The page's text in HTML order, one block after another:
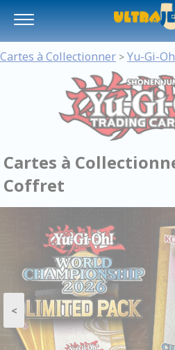
Cartes à Collectionner > Yu-Gi-
Cartes à
Coffret
<